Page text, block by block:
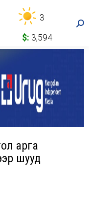
3
$: 3,594
арга
шууд